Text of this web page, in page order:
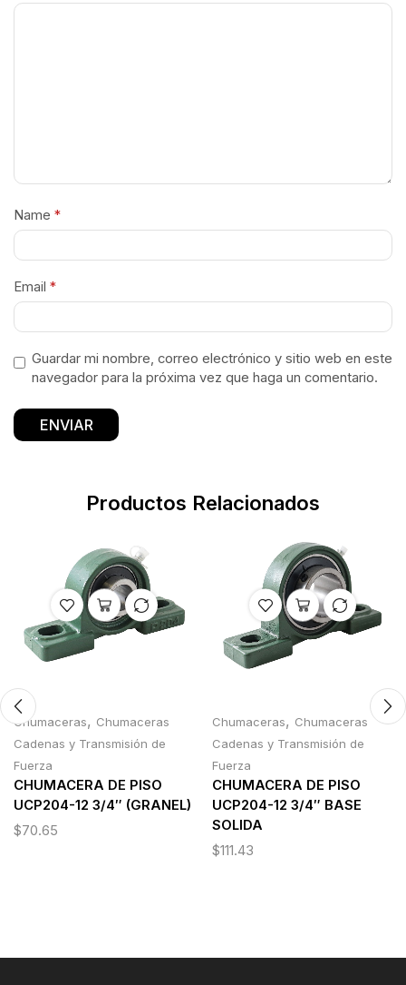
Name *
Email *
Guardar mi nombre, correo electrónico y sitio web en este
navegador para la próxima vez que haga un comentario.
Productos Relacionados
Chumaceras, Chumaceras
Cadenas y Transmisión de
Fuerza
CHUMACERA DE PISO
UCP204-12 3/4″ (GRANEL)
$70.65
Chumaceras, Chumaceras
Cadenas y Transmisión de
Fuerza
CHUMACERA DE PISO
UCP204-12 3/4″ BASE
SOLIDA
$111.43